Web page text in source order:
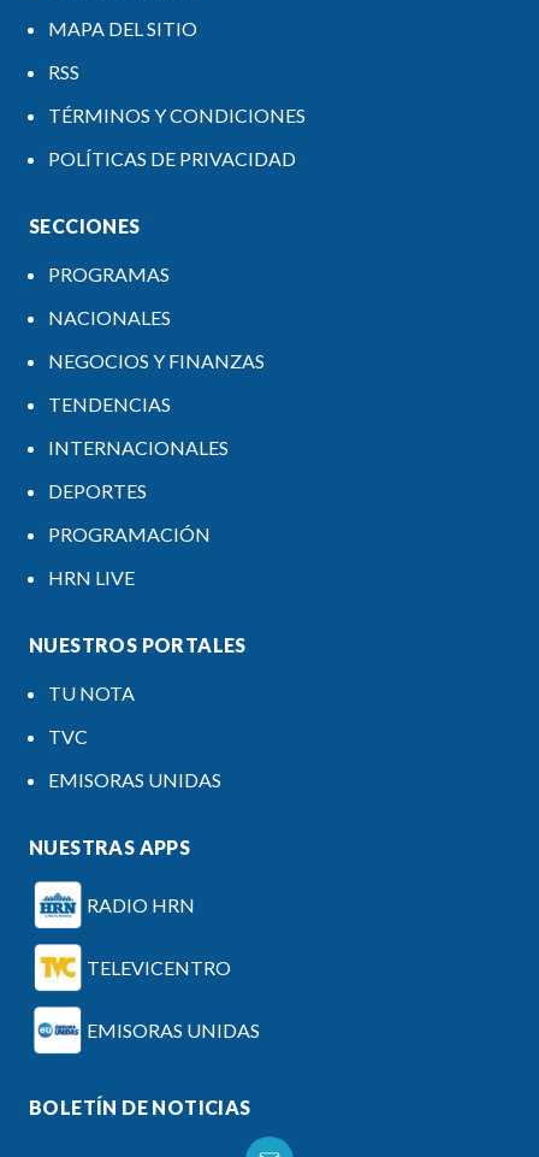
MAPA DEL SITIO
RSS
TÉRMINOS Y CONDICIONES
POLÍTICAS DE PRIVACIDAD
SECCIONES
PROGRAMAS
NACIONALES
NEGOCIOS Y FINANZAS
TENDENCIAS
INTERNACIONALES
DEPORTES
PROGRAMACIÓN
HRN LIVE
NUESTROS PORTALES
TU NOTA
TVC
EMISORAS UNIDAS
NUESTRAS APPS
RADIO HRN
TELEVICENTRO
EMISORAS UNIDAS
BOLETÍN DE NOTICIAS